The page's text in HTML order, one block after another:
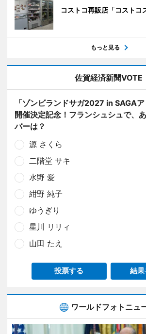
コストコ再販店「コストコ
もっと見る
佐賀経済新聞VOTE
「ゾンビランドサガ2027 in SAGAア
開催決定記念！フランシュシュで、
バーは？
源 さくら
二階堂 サキ
水野 愛
紺野 純子
ゆうぎり
星川 リリィ
山田 たえ
投票する 結果
ワールドフォトニュ